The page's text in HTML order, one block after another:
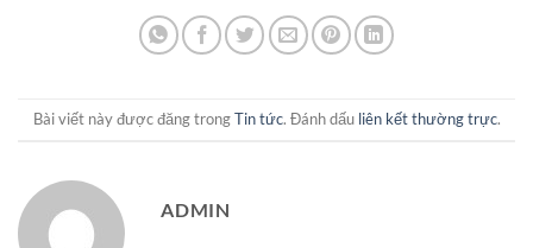
Bài viết này được đăng trongTin tức. Đánh dấu liên kết thường trực.
ADMIN